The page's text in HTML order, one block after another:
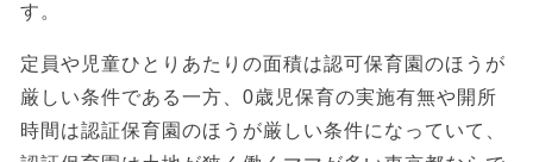
す。
定員や児童ひとりあたりの面積は認可保育園のほうが
厳しい条件である一方、0歳児保育の実施有無や開所
時間は認証保育園のほうが厳しい条件になっていて、